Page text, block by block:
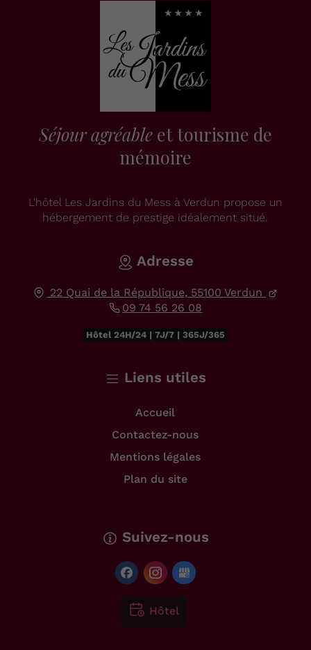
Séjour agréableet tourisme de
mémoire
L'hôtel Les Jardins du Mess à Verdun propose un
hébergement de prestige idéalement situé.
Adresse
22 Quai de la République, 55100 Verdun
09 74 56 26 08
Hôtel 24H/24 | 7J/7 | 365J/365
Liens utiles
Accueil
Contactez-nous
Mentions légales
Plan du site
Suivez-nous
Hôtel